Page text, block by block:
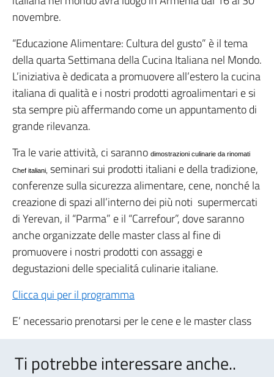
novembre.
“Educazione Alimentare: Cultura del gusto” è il tema
della quarta Settimana della Cucina Italiana nel Mondo.
L’iniziativa è dedicata a promuovere all’estero la cucina
italiana di qualità e i nostri prodotti agroalimentari e si
sta sempre più affermando come un appuntamento di
grande rilevanza.
Tra le varie attività, ci saranno dimostrazioni culinarie da rinomati
Chef italiani, seminari sui prodotti italiani e della tradizione,
conferenze sulla sicurezza alimentare, cene, nonché la
creazione di spazi all’interno dei più noti supermercati
di Yerevan, il “Parma” e il “Carrefour”, dove saranno
anche organizzate delle master class al fine di
promuovere i nostri prodotti con assaggi e
degustazioni delle specialitá culinarie italiane.
Clicca qui per il programma
E’ necessario prenotarsi per le cene e le master class
Ti potrebbe interessare anche..